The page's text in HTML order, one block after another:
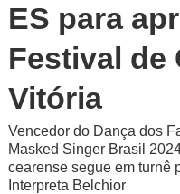
ES para
Festival de
Vitória
Vencedor do Dança dos
Masked Singer Brasil
cearense segue em turnê
Interpreta Belchior